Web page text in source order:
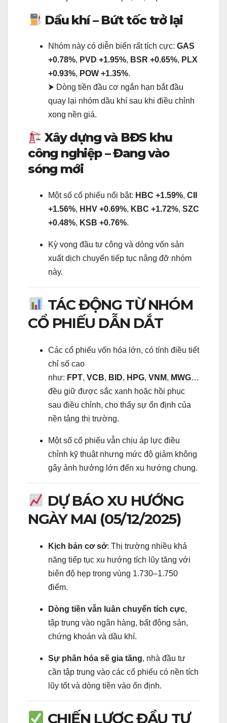
Dầu khí – Bứt tốc trở lại
Nhóm này có diễn biến rất tích cực: GAS
+0.78%, PVD +1.95%, BSR +0.65%, PLX
+0.93%, POW +1.35%.
⮞ Dòng tiền đầu cơ ngắn hạn bắt đầu
quay lại nhóm dầu khí sau khi điều chỉnh
xong nền giá.
Xây dựng và BĐS khu
công nghiệp – Đang vào
sóng mới
Một số cổ phiếu nổi bật: HBC +1.59%, CII
+1.56%, HHV +0.69%, KBC +1.72%, SZC
+0.48%, KSB +0.76%.
Kỳ vọng đầu tư công và dòng vốn sản
xuất dịch chuyển tiếp tục nâng đỡ nhóm
này.
TÁC ĐỘNG TỪ NHÓM
CỔ PHIẾU DẪN DẮT
Các cổ phiếu vốn hóa lớn, có tính điều tiết
chỉ số cao
như: FPT, VCB, BID, HPG, VNM, MWG…
đều giữ được sắc xanh hoặc hồi phục
sau điều chỉnh, cho thấy sự ổn định của
nền tảng thị trường.
Một số cổ phiếu vẫn chịu áp lực điều
chỉnh kỹ thuật nhưng mức độ giảm không
gây ảnh hưởng lớn đến xu hướng chung.
DỰ BÁO XU HƯỚNG
NGÀY MAI (05/12/2025)
Kịch bản cơ sở: Thị trường nhiều khả
năng tiếp tục xu hướng tích lũy tăng với
biên độ hẹp trong vùng 1.730–1.750
điểm.
Dòng tiền vẫn luân chuyển tích cực,
tập trung vào ngân hàng, bất động sản,
chứng khoán và dầu khí.
Sự phân hóa sẽ gia tăng, nhà đầu tư
cần tập trung vào các cổ phiếu có nền tích
lũy tốt và dòng tiền vào ổn định.
CHIẾN LƯỢC ĐẦU TƯ